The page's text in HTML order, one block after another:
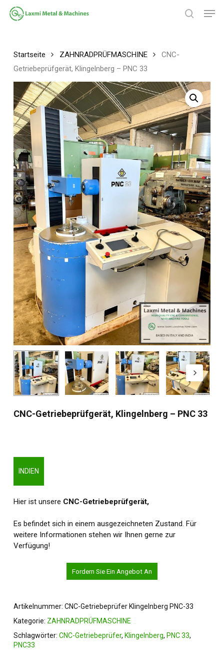
Zum
Hauptinhalt
Startseite ZAHNRADPRÜFMASCHINE
CNC-
Getriebeprüfgerät, Klingelnberg – PNC 33
CNC-Getriebeprüfgerät, Klingelnberg – PNC 33
INDIEN
Hier ist unsere CNC-Getriebeprüfgerät,
Es befindet sich in einem ausgezeichneten Zustand. Für
weitere Informationen stehen wir Ihnen gerne zur
Verfügung!
Fordern Sie Ein Angebot An
Artikelnummer: CNC-Getriebeprüfer Klingelnberg PNC-33
Kategorie: ZAHNRADPRÜFMASCHINE
Schlagwörter: CNC-Getriebeprüfer, Klingelnberg, PNC 33,
PNC33